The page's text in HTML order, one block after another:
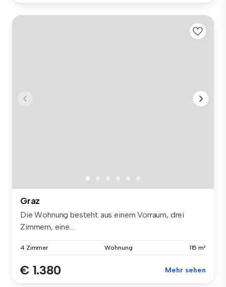
Graz
Die Wohnung besteht aus einem Vorraum, drei
Zimmern, eine...
4 Zimmer Wohnung 115 m²
€ 1.380 Mehr sehen